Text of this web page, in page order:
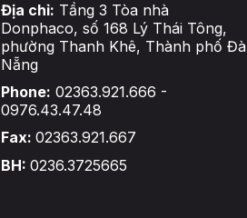
Địa chỉ: Tầng 3 Tòa nhà
Donphaco, số 168 Lý Thái Tông,
phường Thanh Khê, Thành phố Đà
Nẵng
Phone: 02363.921.666 -
0976.43.47.48
Fax:02363.921.667
BH:0236.3725665